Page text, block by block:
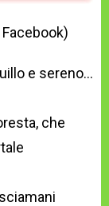
e sereno…
che